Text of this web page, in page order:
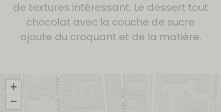
de textures intéressant. Le dessert tout
chocolat avec la couche de sucre
ajoute du croquant et de la matière.
+
−